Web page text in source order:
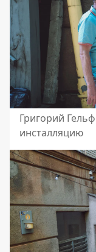
Григорий
инсталляцию